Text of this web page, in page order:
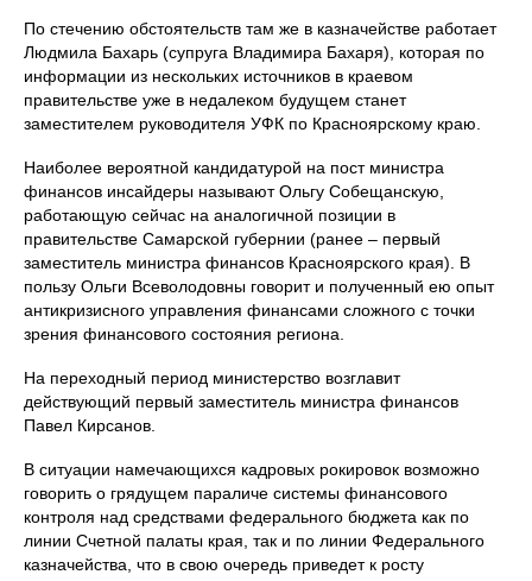
По стечению обстоятельств там же в казначействе работает
Людмила Бахарь (супруга Владимира Бахаря), которая по
информации из нескольких источников в краевом
правительстве уже в недалеком будущем станет
заместителем руководителя УФК по Красноярскому краю.
Наиболее вероятной кандидатурой на пост министра
финансов инсайдеры называют Ольгу Собещанскую,
работающую сейчас на аналогичной позиции в
правительстве Самарской губернии (ранее – первый
заместитель министра финансов Красноярского края). В
пользу Ольги Всеволодовны говорит и полученный ею опыт
антикризисного управления финансами сложного с точки
зрения финансового состояния региона.
На переходный период министерство возглавит
действующий первый заместитель министра финансов
Павел Кирсанов.
В ситуации намечающихся кадровых рокировок возможно
говорить о грядущем параличе системы финансового
контроля над средствами федерального бюджета как по
линии Счетной палаты края, так и по линии Федерального
казначейства, что в свою очередь приведет к росту